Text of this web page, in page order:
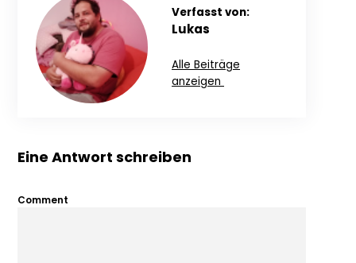
Verfasst von:
Lukas
Alle Beiträge
anzeigen
Eine Antwort schreiben
Comment